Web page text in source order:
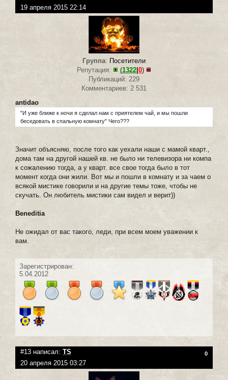
19 апреля 2015 22:14
Группа: Посетители
Репутация:
(1322 0)
Публикаций: 229
Комментариев: 2 531
antidao
"И уже ближе к ночи я сделал нам с приятелем чай, и мы пошли
беседовать в спальную комнату" Чего???
Значит объясняю, после того как уехали наши с мамой кварт.,
дома там на другой нашей кв. не было ни телевизора ни компа
к сожалению тогда, а у кварт. все свое тогда было в тот
момент когда они жили. Вот мы и пошли в комнату и за чаем о
всякой мистике говорили и на другие темы тоже, чтобы не
скучать. Он любитель мистики сам видел и верит))
Beneditia
Не ожидал от вас такого, леди, при всем моем уважении к
вам.
Зарегистрирован:
5.04.2012
#13 написал: TS 0
20 апреля 2015 03:27